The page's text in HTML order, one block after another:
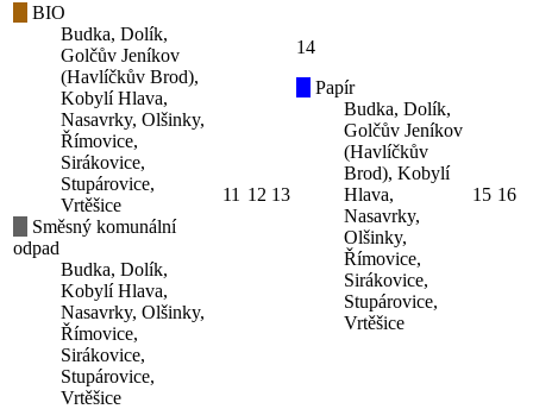
BIO
Budka, Dolík,
Golčův Jeníkov
(Havlíčkův Brod),
Kobylí Hlava,
Nasavrky, Olšinky,
Římovice,
Sirákovice,
Stupárovice,
Vrtěšice
Směsný komunální
odpad
Budka, Dolík,
Kobylí Hlava,
Nasavrky, Olšinky,
Římovice,
Sirákovice,
Stupárovice,
Vrtěšice
11 12 13
14
Papír
Budka, Dolík,
Golčův Jeníkov
(Havlíčkův
Brod), Kobylí
Hlava,
Nasavrky,
Olšinky,
Římovice,
Sirákovice,
Stupárovice,
Vrtěšice
15 16